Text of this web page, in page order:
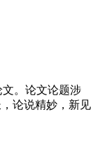
。论文论题涉
论说精妙，新见